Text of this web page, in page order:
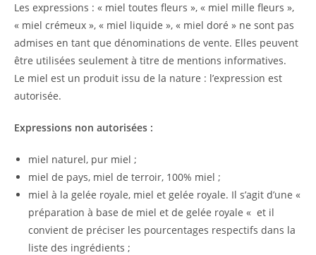
Les expressions : « miel toutes fleurs », « miel mille fleurs »,
« miel crémeux », « miel liquide », « miel doré » ne sont pas
admises en tant que dénominations de vente. Elles peuvent
être utilisées seulement à titre de mentions informatives.
Le miel est un produit issu de la nature : l’expression est
autorisée.
Expressions non autorisées :
miel naturel, pur miel ;
miel de pays, miel de terroir, 100% miel ;
miel à la gelée royale, miel et gelée royale. Il s’agit d’une «
préparation à base de miel et de gelée royale « et il
convient de préciser les pourcentages respectifs dans la
liste des ingrédients ;